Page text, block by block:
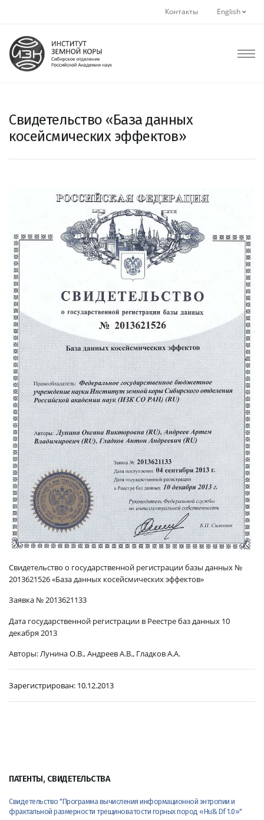
Контакты English
ПАТЕНТЫ, СВИДЕТЕЛЬСТВА
Свидетельство "Программа вычисления информационной энтропии и
фрактальной размерности трещиноватости горных пород «Hu& Df 1.0»"
Свидетельство «База данных
косейсмических эффектов»
Свидетельство о государственной регистрации базы данных №
2013621526 «База данных косейсмических эффектов»
Заявка № 2013621133
Дата государственной регистрации в Реестре баз данных 10
декабря 2013
Авторы:Лунина О.В., Андреев А.В., Гладков А.А.
Зарегистрирован: 10.12.2013